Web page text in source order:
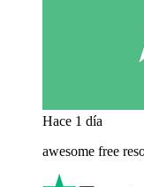
Hace 1 día
awesome free